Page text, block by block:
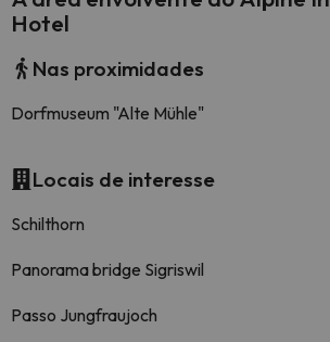
Hotel
Nas proximidades
Dorfmuseum "Alte Mühle"
Locais de interesse
Schilthorn
Panorama bridge Sigriswil
Passo Jungfraujoch